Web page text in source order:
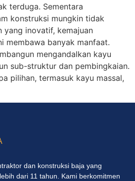
terduga. Sementara
konstruksi mungkin tidak
inovatif, kemajuan
membawa banyak manfaat.
mengandalkan kayu
sub-struktur dan pembingkaian.
pilihan, termasuk kayu massal,
dan konstruksi baja yang
dari 11 tahun. Kami berkomitmen